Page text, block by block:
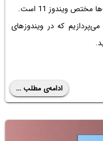
که در ویندوزهای
ادامه‌ی مطلب ...